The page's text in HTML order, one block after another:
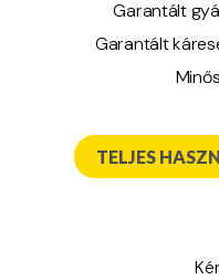
Garantált
Garantált
TELJES